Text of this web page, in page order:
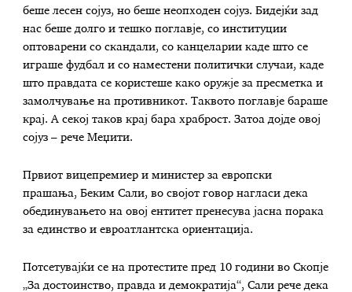
беше лесен сојуз, но беше неопходен сојуз. Бидејќи зад
нас беше долго и тешко поглавје, со институции
оптоварени со скандали, со канцеларии каде што се
играше фудбал и со наместени политички случаи, каде
што правдата се користеше како оружје за пресметка и
замолчување на противникот. Таквото поглавје бараше
крај. А секој таков крај бара храброст. Затоа дојде овој
сојуз – рече Меџити.
Првиот вицепремиер и министер за европски
прашања, Беким Сали, во својот говор нагласи дека
обединувањето на овој ентитет пренесува јасна порака
за единство и евроатлантска ориентација.
Потсетувајќи се на протестите пред 10 години во Скопјe
„За достоинство, правда и демократија“, Сали рече дека